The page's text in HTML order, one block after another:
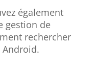
également
gestion de
rechercher